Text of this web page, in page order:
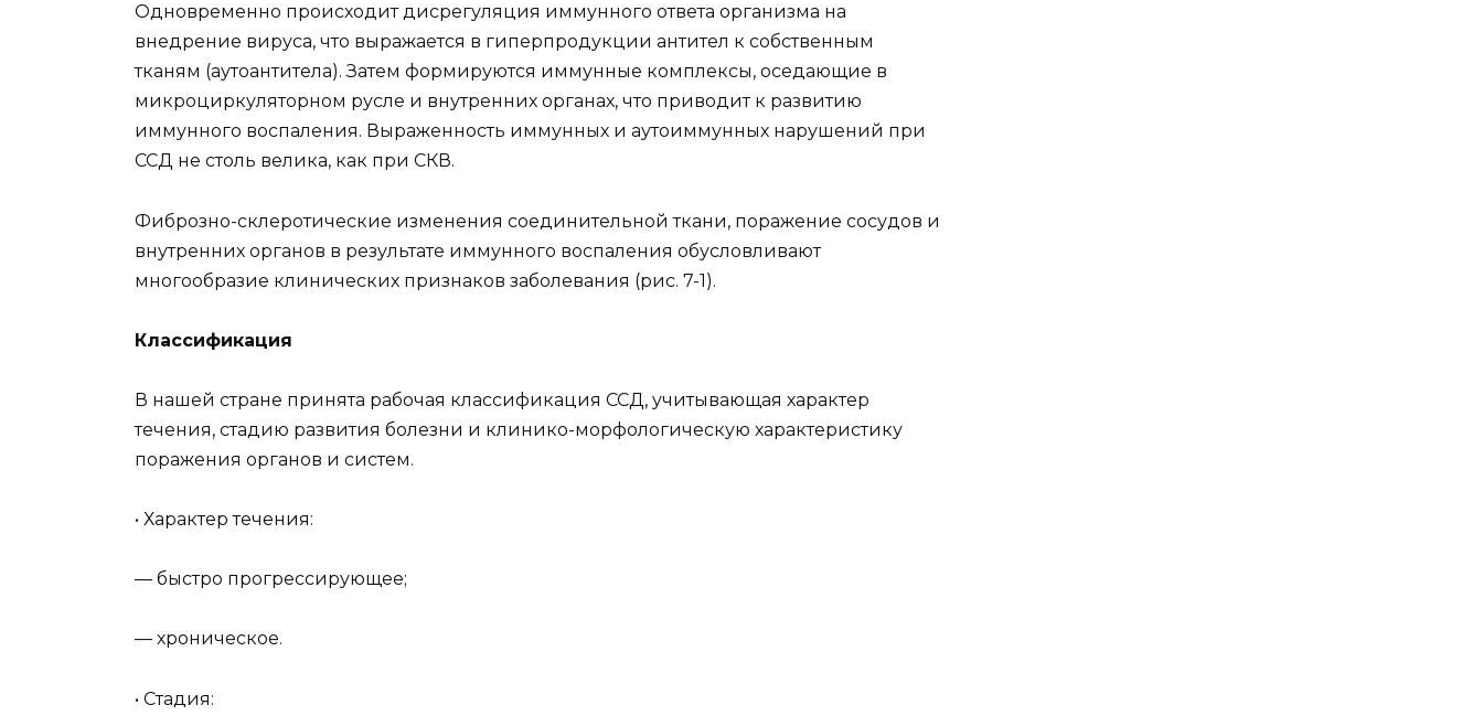
Одновременно происходит дисрегуляция иммунного ответа организма на
внедрение вируса, что выражается в гиперпродукции антител к собственным
тканям (аутоантитела). Затем формируются иммунные комплексы, оседающие в
микроциркуляторном русле и внутренних органах, что приводит к развитию
иммунного воспаления. Выраженность иммунных и аутоиммунных нарушений при
ССД не столь велика, как при СКВ.
Фиброзно-склеротические изменения соединительной ткани, поражение сосудов и
внутренних органов в результате иммунного воспаления обусловливают
многообразие клинических признаков заболевания (рис. 7-1).
Классификация
В нашей стране принята рабочая классификация ССД, учитывающая характер
течения, стадию развития болезни и клинико-морфологическую характеристику
поражения органов и систем.
• Характер течения:
— быстро прогрессирующее;
— хроническое.
• Стадия: